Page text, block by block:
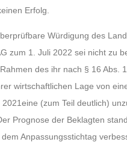
Erfolg.
Würdigung des
zum 1. Juli 2022 sei nicht zu
des ihr nach § 16 Abs.
wirtschaftlichen Lage von
(zum Teil deutlich)
Prognose der Beklagten
Anpassungsstichtag